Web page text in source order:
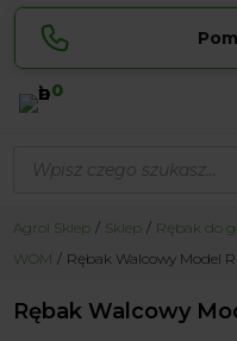
Lucyna
534 853 ...
0
produktów
Agrol Sklep Sklep Rębak do
WOM
Rębak Walcowy Model
Rębak Walcowy